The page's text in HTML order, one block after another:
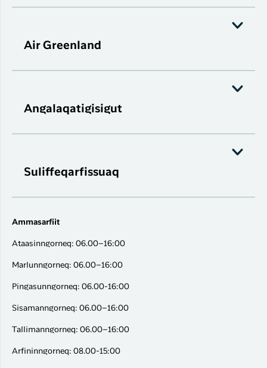
Air Greenland
Angalaqatigisigut
Suliffeqarfissuaq
Ammasarfiit
Ataasinngorneq: 06.00–16:00
Marlunngorneq: 06.00–16:00
Pingasunngorneq: 06.00-16:00
Sisamanngorneq: 06.00–16:00
Tallimanngorneq: 06.00–16:00
Arfininngorneq: 08.00-15:00